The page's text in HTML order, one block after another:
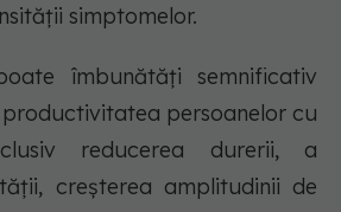
simptomelor.
îmbunătăți semnificativ
persoanelor cu
reducerea durerii, a
creșterea amplitudinii de